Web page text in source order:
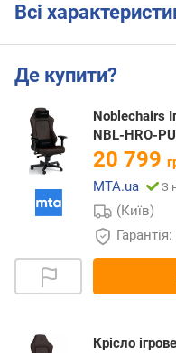
Всі
Де купити?
Noblechairs
NBL-HRO-
20 799
MTA.ua
З
(Київ)
Крісло